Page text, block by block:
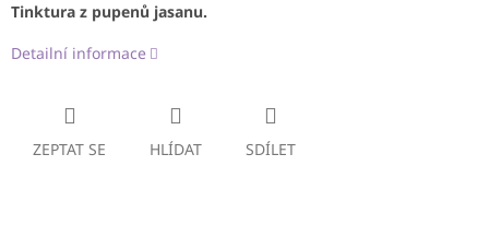
Tinktura z pupenů jasanu.
Detailní informace
ZEPTAT SE HLÍDAT SDÍLET